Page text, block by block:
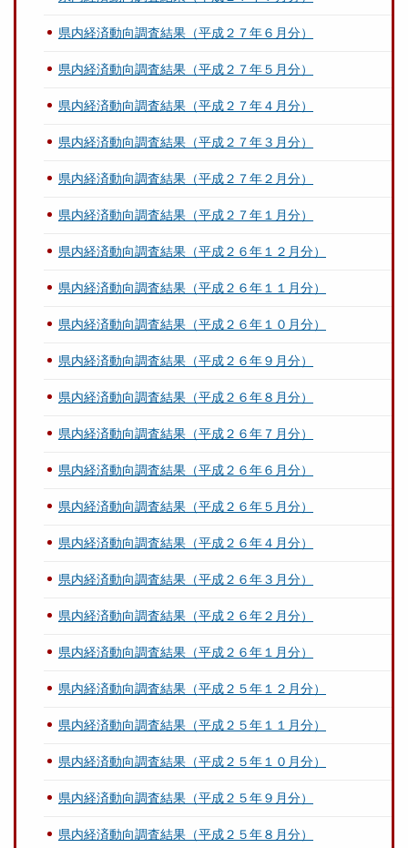
県内経済動向調査結果（平成２７年６月分）
県内経済動向調査結果（平成２７年５月分）
県内経済動向調査結果（平成２７年４月分）
県内経済動向調査結果（平成２７年３月分）
県内経済動向調査結果（平成２７年２月分）
県内経済動向調査結果（平成２７年１月分）
県内経済動向調査結果（平成２６年１２月分）
県内経済動向調査結果（平成２６年１１月分）
県内経済動向調査結果（平成２６年１０月分）
県内経済動向調査結果（平成２６年９月分）
県内経済動向調査結果（平成２６年８月分）
県内経済動向調査結果（平成２６年７月分）
県内経済動向調査結果（平成２６年６月分）
県内経済動向調査結果（平成２６年５月分）
県内経済動向調査結果（平成２６年４月分）
県内経済動向調査結果（平成２６年３月分）
県内経済動向調査結果（平成２６年２月分）
県内経済動向調査結果（平成２６年１月分）
県内経済動向調査結果（平成２５年１２月分）
県内経済動向調査結果（平成２５年１１月分）
県内経済動向調査結果（平成２５年１０月分）
県内経済動向調査結果（平成２５年９月分）
県内経済動向調査結果（平成２５年８月分）